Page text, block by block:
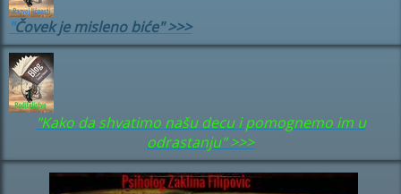
"Čovek je misleno biće" >>>
"Kako da shvatimo našu decu i pomognemo im u
odrastanju" >>>